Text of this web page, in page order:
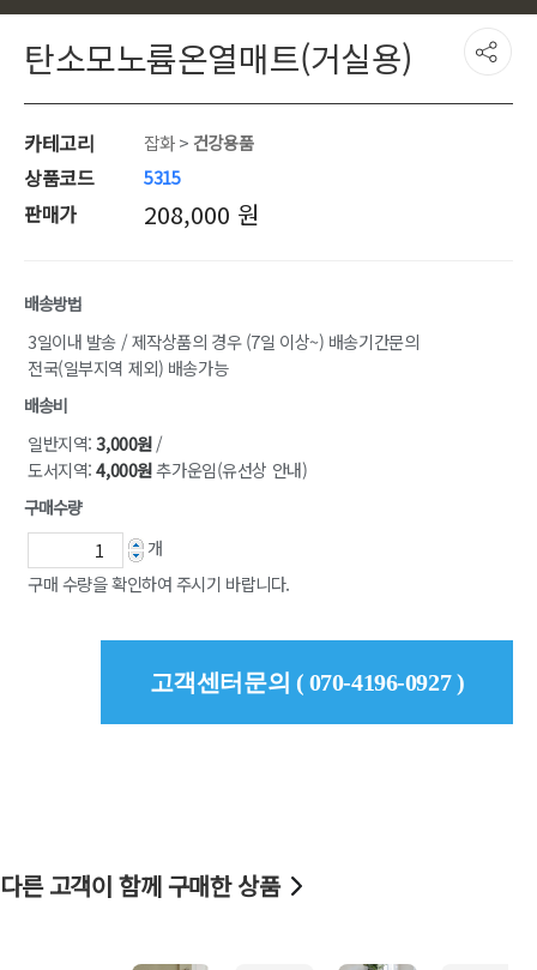
탄소모노륨온열매트(거실용)
카테고리 잡화> 건강용품
상품코드 5315
판매가 208,000 원
배송방법
3일이내 발송 / 제작상품의 경우 (7일 이상~) 배송기간문의
전국(일부지역 제외) 배송가능
배송비
일반지역:3,000원/
도서지역:4,000원추가운임(유선상 안내)
구매수량
개
구매 수량을 확인하여 주시기 바랍니다.
고객센터문의 ( 070-4196-0927 )
다른 고객이 함께 구매한 상품